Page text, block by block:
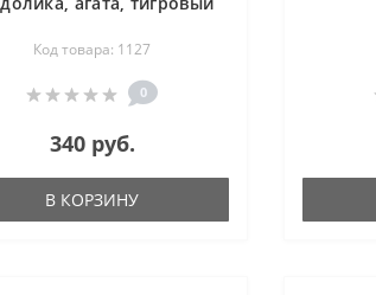
обсидиана, яшмы,
розового кварца,
флюорита 18х25 мм
Код товара: 1127
0
340 руб.
В КОРЗИНУ